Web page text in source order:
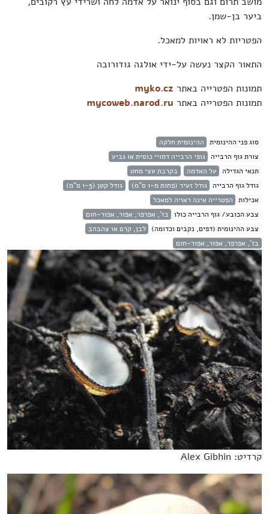
ביער בן-שמן.
הפטריות לא ראויות למאכל.
התאור הקצר נעשה על-ידי אולגה גודורובה
תמונות הפטרייה באתרmyko.cz
תמונות הפטרייה באתרmycoweb.narod.ru
סוג פני ההינומית ההינומית חלקה
צורת גוף הרבייה גופי הרבייה דמויי כוסית או גביע
תנאי הגדילה על האדמה
בקרבת עצי מחט
גודל גוף הרבייה גודל זעיר (פחות מ-1 ס"מ)
גודל קטן (1-5 ס"מ)
אכילות הפטרייה אינה ראויה למאכל
צבע הכובע/ גוף הרבייה כולו בז', אפרפר, אפור, אפור-חום
צבע ההינומית (דפים, נקבים וכדומה) לבן, קרם או צהבהב
בז', אפרפר, אפור, אפור-חום
קרדיט: Alex Gibhin